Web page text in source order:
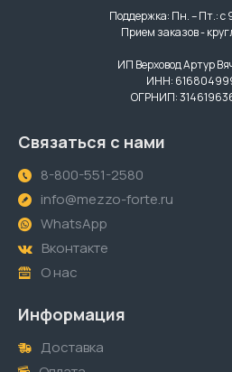
Поддержка: Пн. – Пт.: с
Прием заказов -
ИП Верховод Артур
ИНН:
ОГРНИП:
Связаться с нами
8-800-551-2580
info@mezzo-forte.ru
WhatsApp
Вконтакте
О нас
Информация
Доставка